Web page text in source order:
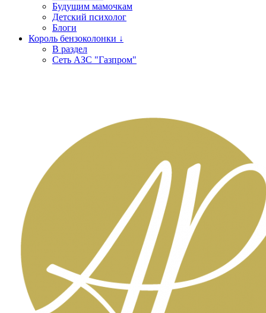
Будущим мамочкам
Детский психолог
Блоги
Король бензоколонки ↓
В раздел
Сеть АЗС "Газпром"